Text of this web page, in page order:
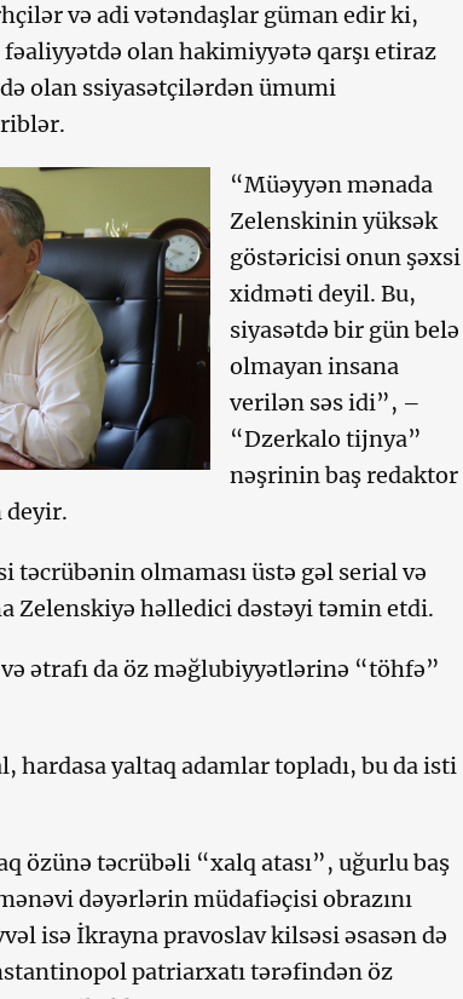
və adi vətəndaşlar güman edir ki,
olan hakimiyyətə qarşı etiraz
olan ssiyasətçilərdən ümumi
“Müəyyən mənada
Zelenskinin yüksək
göstəricisi onun şəxsi
xidməti deyil. Bu,
siyasətdə bir gün belə
olmayan insana
verilən səs idi”, –
“Dzerkalo tijnya”
nəşrinin baş redaktor
deyir.
təcrübənin olmaması üstə gəl serial və
Zelenskiyə həlledici dəstəyi təmin etdi.
ətrafı da öz məğlubiyyətlərinə “töhfə”
hardasa yaltaq adamlar topladı, bu da isti
özünə təcrübəli “xalq atası”, uğurlu baş
dəyərlərin müdafiəçisi obrazını
isə İkrayna pravoslav kilsəsi əsasən də
patriarxatı tərəfindən öz